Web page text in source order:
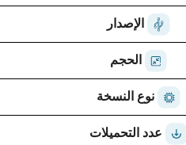
الإصدار
الحجم
نوع النسخة
عدد التحميلات